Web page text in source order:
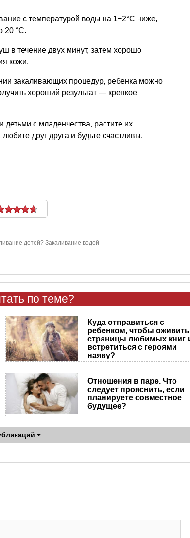
с температурой воды на 1−2°С ниже,
20 °C.
в течение двух минут, затем хорошо
кожи.
закаливающих процедур, ребенка можно
хороший результат — крепкое
с младенчества, растите их
друг друга и будьте счастливы.
детей? Закаливание водой
по теме?
Куда отправиться с
ребенком, чтобы оживить
страницы любимых книг
встретиться с героями
наяву?
Отношения в паре. Что
следует прояснить, если
планируете совместное
будущее?